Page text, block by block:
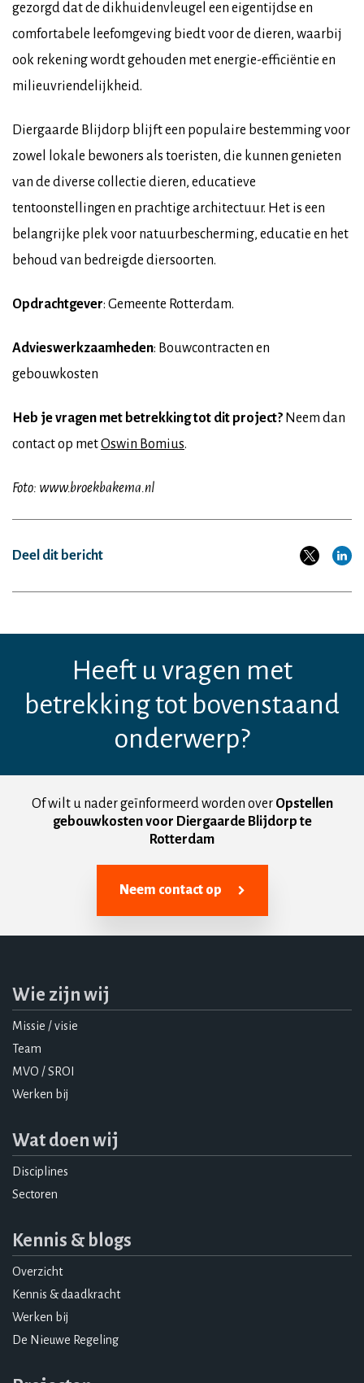
gezorgd dat de dikhuidenvleugel een eigentijdse en
comfortabele leefomgeving biedt voor de dieren, waarbij
ook rekening wordt gehouden met energie-efficiëntie en
milieuvriendelijkheid.
Diergaarde Blijdorp blijft een populaire bestemming voor
zowel lokale bewoners als toeristen, die kunnen genieten
van de diverse collectie dieren, educatieve
tentoonstellingen en prachtige architectuur. Het is een
belangrijke plek voor natuurbescherming, educatie en het
behoud van bedreigde diersoorten.
Opdrachtgever: Gemeente Rotterdam.
Advieswerkzaamheden: Bouwcontracten en
gebouwkosten
Heb je vragen met betrekking tot dit project? Neem dan
contact op metOswin Bomius.
Foto: www.broekbakema.nl
Deel dit bericht
Heeft u vragen met
betrekking tot bovenstaand
onderwerp?
Of wilt u nader geïnformeerd worden over Opstellen
gebouwkosten voor Diergaarde Blijdorp te
Rotterdam
Neem contact op
Wie zijn wij
Missie / visie
Team
MVO / SROI
Werken bij
Wat doen wij
Disciplines
Sectoren
Kennis & blogs
Overzicht
Kennis & daadkracht
Werken bij
De Nieuwe Regeling